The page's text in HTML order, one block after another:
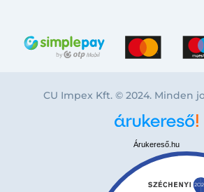
Bejelentkezés e-mail-címmel
CU Impex Kft. © 2024. Minden
Árukereső.hu